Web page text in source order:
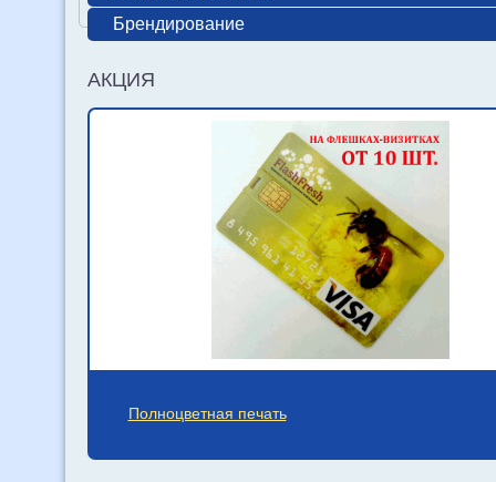
Брендирование
АКЦИЯ
Полноцветная печать